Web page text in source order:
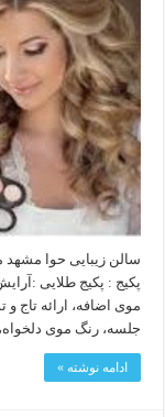
سالن زیبایی حوا
پکیج : پکیج طلایی
موی اضافه، ارائه تاج
جلسه، رنگ موی
ادامه نوشته »